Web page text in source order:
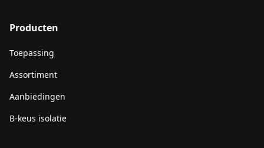
Producten
Toepassing
Assortiment
Aanbiedingen
B-keus isolatie